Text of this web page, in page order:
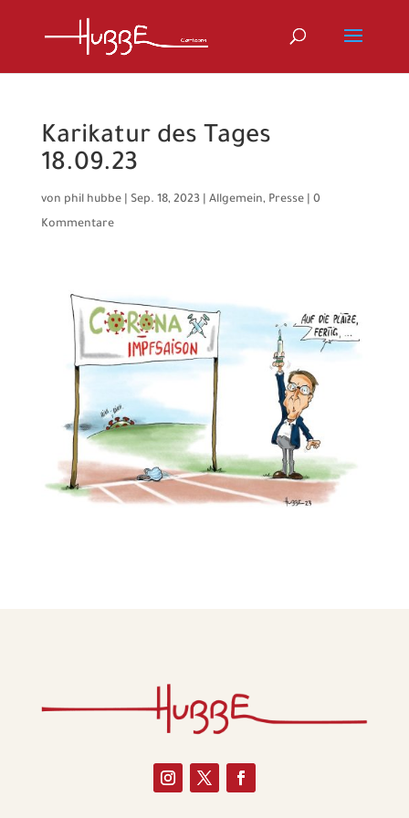
Karikatur des Tages
18.09.23
von phil hubbe| Sep. 18, 2023| Allgemein, Presse| 0
Kommentare